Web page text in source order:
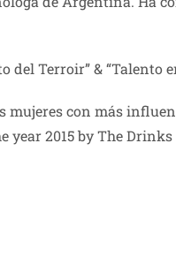
del Terroir” & “Talento
con más
2015 by The